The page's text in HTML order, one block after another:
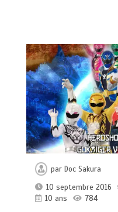
par Doc Sakura
10 septembre 2016
10 ans
784